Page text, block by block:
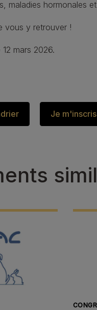
maladies hormonales
vous y retrouver !
mars 2026.
Je m'inscris